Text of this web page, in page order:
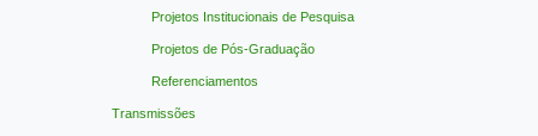
Projetos Institucionais de Pesquisa
Projetos de Pós-Graduação
Referenciamentos
Transmissões